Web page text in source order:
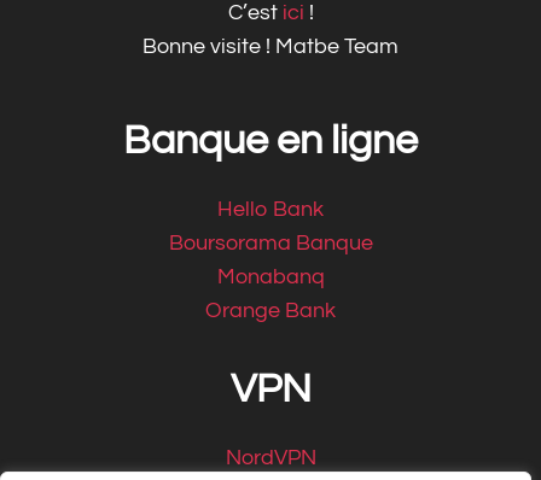
C’est ici !
Bonne visite ! Matbe Team
Banque en ligne
Hello Bank
Boursorama Banque
Monabanq
Orange Bank
VPN
NordVPN